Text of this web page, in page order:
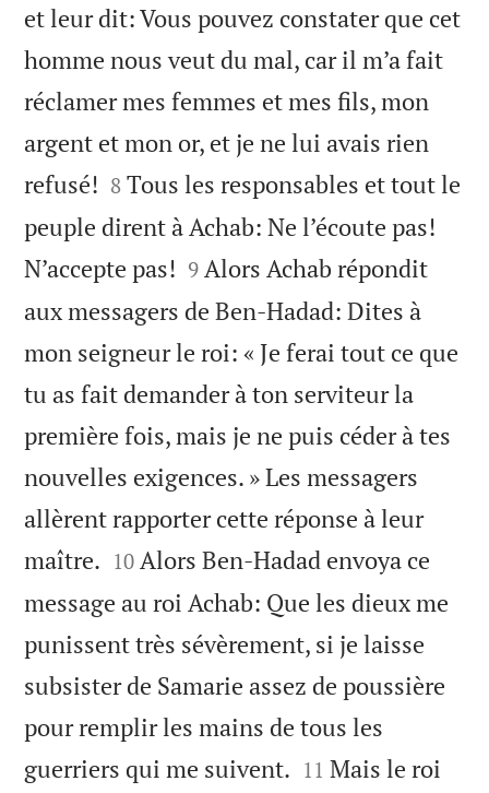
et leur dit: Vous pouvez constater que cet
homme nous veut du mal, car il m’a fait
réclamer mes femmes et mes fils, mon
argent et mon or, et je ne lui avais rien
refusé! 

8 Tous les responsables et tout le
peuple dirent à Achab: Ne l’écoute pas!
N’accepte pas! 

9 Alors Achab répondit
aux messagers de Ben-Hadad: Dites à
mon seigneur le roi: « Je ferai tout ce que
tu as fait demander à ton serviteur la
première fois, mais je ne puis céder à tes
nouvelles exigences. » Les messagers
allèrent rapporter cette réponse à leur
maître. 

10 Alors Ben-Hadad envoya ce
message au roi Achab: Que les dieux me
punissent très sévèrement, si je laisse
subsister de Samarie assez de poussière
pour remplir les mains de tous les
guerriers qui me suivent. 

11 Mais le roi